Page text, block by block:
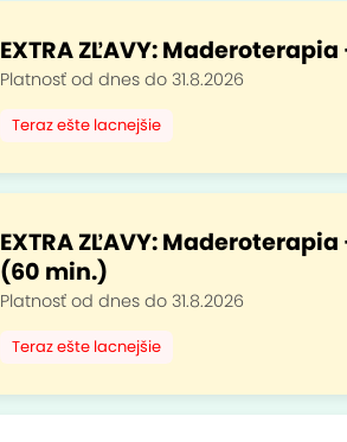
EXTRA ZĽAVY:
Platnosť od dnes do 31.8.2026
Teraz ešte lacnejšie
EXTRA ZĽAVY:
(60 min.)
Platnosť od dnes do 31.8.2026
Teraz ešte lacnejšie